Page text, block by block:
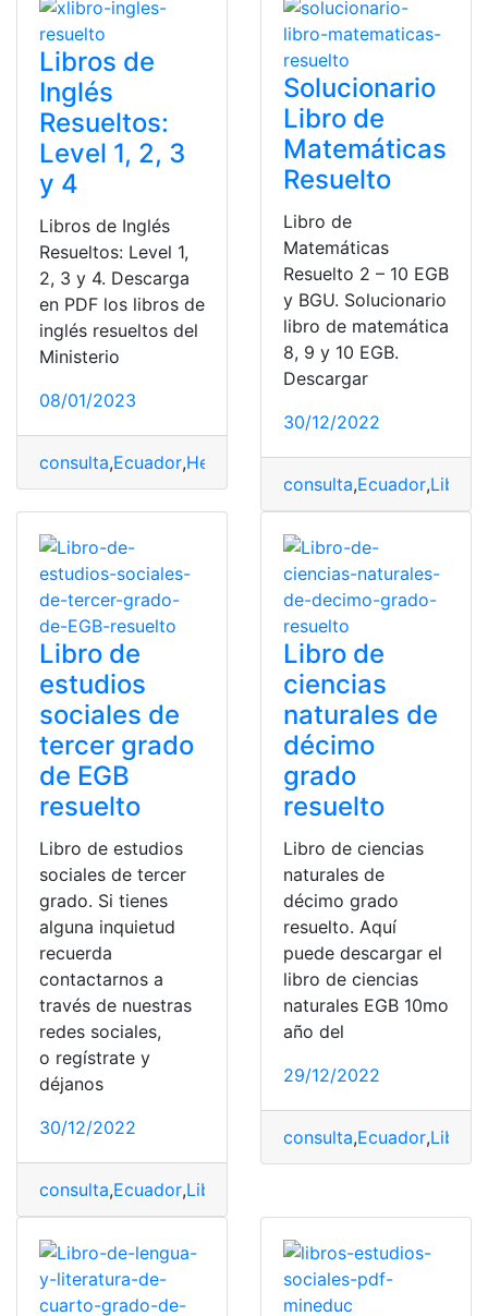
Libros de
Inglés
Resueltos:
Level 1, 2, 3
y 4
Libros de Inglés
Resueltos: Level 1,
2, 3 y 4. Descarga
en PDF los libros de
inglés resueltos del
Ministerio
08/01/2023
consulta,Ecuador,Herramientas Ecuador,Libros,Libros
Solucionario
Libro de
Matemáticas
Resuelto
Libro de
Matemáticas
Resuelto 2 – 10 EGB
y BGU. Solucionario
libro de matemática
8, 9 y 10 EGB.
Descargar
30/12/2022
consulta,Ecuador,Libro
Libro de
estudios
sociales de
tercer grado
de EGB
resuelto
Libro de estudios
sociales de tercer
grado. Si tienes
alguna inquietud
recuerda
contactarnos a
través de nuestras
redes sociales,
o regístrate y
déjanos
30/12/2022
consulta,Ecuador,Libro
Libro de
ciencias
naturales de
décimo
grado
resuelto
Libro de ciencias
naturales de
décimo grado
resuelto. Aquí
puede descargar el
libro de ciencias
naturales EGB 10mo
año del
29/12/2022
consulta,Ecuador,Libro